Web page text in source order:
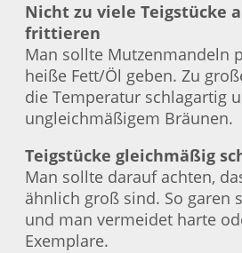
Nicht zu viele Teigstücke
frittieren
Man sollte Mutzenmandeln
heiße Fett/Öl geben. Zu
die Temperatur schlagartig
ungleichmäßigem Bräunen.
Teigstücke gleichmäßig
Man sollte darauf achten,
ähnlich groß sind. So garen
und man vermeidet harte
Exemplare.